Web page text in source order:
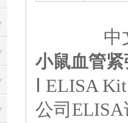
中
小鼠血管紧
Ⅰ ELISA Kit
公司